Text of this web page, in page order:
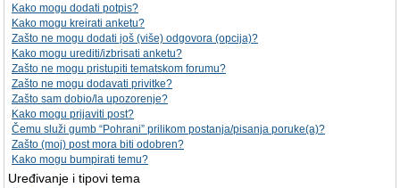
Kako mogu dodati potpis?
Kako mogu kreirati anketu?
Zašto ne mogu dodati još (više) odgovora (opcija)?
Kako mogu urediti/izbrisati anketu?
Zašto ne mogu pristupiti tematskom forumu?
Zašto ne mogu dodavati privitke?
Zašto sam dobio/la upozorenje?
Kako mogu prijaviti post?
Čemu služi gumb “Pohrani” prilikom postanja/pisanja poruke(a)?
Zašto (moj) post mora biti odobren?
Kako mogu bumpirati temu?
Uređivanje i tipovi tema